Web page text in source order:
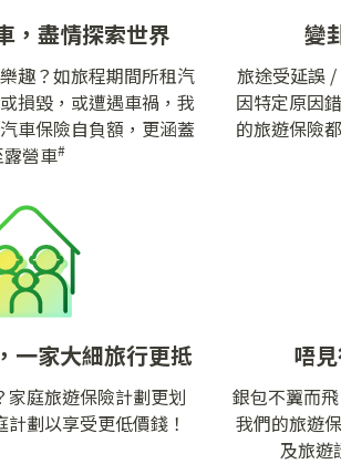
，盡情探索世界
趣？如旅程期間所租汽
損毀，或遭遇車禍，我
車保險自負額，更涵蓋
露營車#
變
旅途受延誤
因特定原因
的旅遊保險
一家大細旅行更抵
家庭旅遊保險計劃更划
劃以享受更低價錢！
唔
銀包不翼而
我們的旅遊
及旅遊